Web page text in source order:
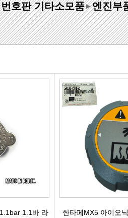
화]
강]
라지에타캡
엔진후앙/에어컨후앙
엔진/미션/롤로드 마운트 미미
에어컨콤프[신품/재생]
연료펌프[베파/대화]
수온센서
스타트모터/쎄루모
알터네이터
점화플러그[보
점화플러그[참피
점화플러그[순
플러그배선 정품/
비후다켑.로
점화코일[정
호판 기타소모품 ▶ 엔진부
1.1바 라
싼타페MX5 아이오